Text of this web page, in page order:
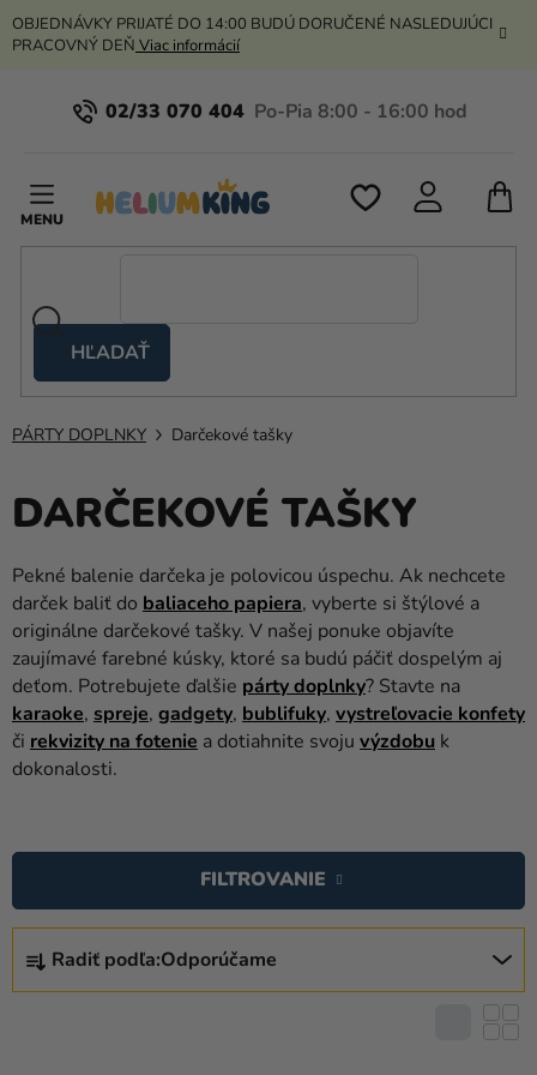
Prejsť
na
OBJEDNÁVKY PRIJATÉ DO 14:00 BUDÚ DORUČENÉ NASLEDUJÚCI
PRACOVNÝ DEŇ Viac informácií
02/33 070 404
HĽADAŤ
stany
Kanekalon
Hélium
a
Svadba
Párty
Výzdoba
a
doplnky
masky
Oblečenie
Pečenie
PÁRTY DOPLNKY Darčekové tašky
DARČEKOVÉ TAŠKY
Pekné balenie darčeka je polovicou úspechu. Ak nechcete
darček baliť do baliaceho papiera, vyberte si štýlové a
originálne darčekové tašky. V našej ponuke objavíte
zaujímavé farebné kúsky, ktoré sa budú páčiť dospelým aj
deťom. Potrebujete ďalšie párty doplnky? Stavte na
karaoke, spreje, gadgety, bublifuky, vystreľovacie konfety
či rekvizity na fotenie a dotiahnite svoju výzdobu k
dokonalosti.
A
D
Radiť podľa:Odporúčame
FILTROVANIE
Ý
P
I
S
P